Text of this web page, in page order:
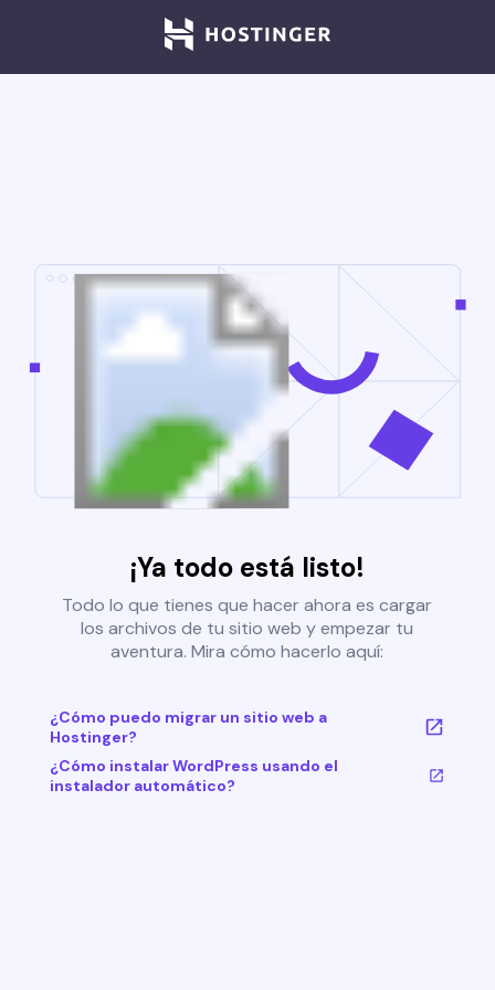
¡Ya todo está listo!
Todo lo que tienes que hacer ahora es cargar
los archivos de tu sitio web y empezar tu
aventura. Mira cómo hacerlo aquí:
¿Cómo puedo migrar un sitio web a
Hostinger?
¿Cómo instalar WordPress usando el
instalador automático?